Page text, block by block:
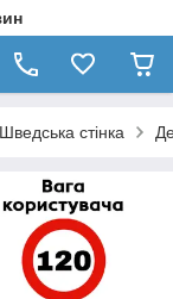
Шведська стінка